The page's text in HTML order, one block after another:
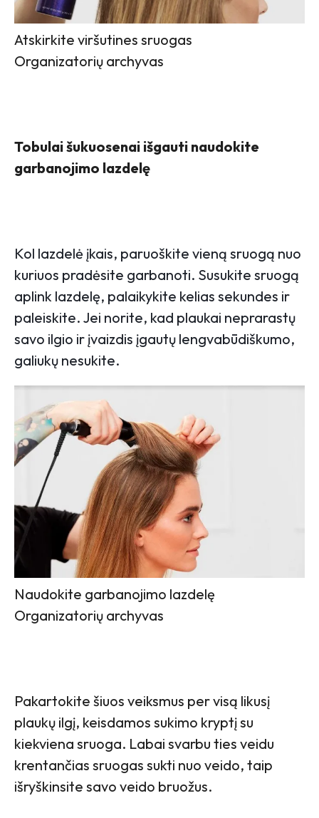
Atskirkite viršutines sruogas
Organizatorių archyvas
Tobulai šukuosenai išgauti naudokite
garbanojimo lazdelę
Kol lazdelė įkais, paruoškite vieną sruogą nuo
kuriuos pradėsite garbanoti. Susukite sruogą
aplink lazdelę, palaikykite kelias sekundes ir
paleiskite. Jei norite, kad plaukai neprarastų
savo ilgio ir įvaizdis įgautų lengvabūdiškumo,
galiukų nesukite.
Naudokite garbanojimo lazdelę
Organizatorių archyvas
Pakartokite šiuos veiksmus per visą likusį
plaukų ilgį, keisdamos sukimo kryptį su
kiekviena sruoga. Labai svarbu ties veidu
krentančias sruogas sukti nuo veido, taip
išryškinsite savo veido bruožus.